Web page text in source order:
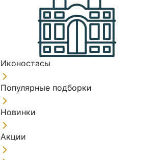
Иконостасы
Популярные подборки
Новинки
Акции